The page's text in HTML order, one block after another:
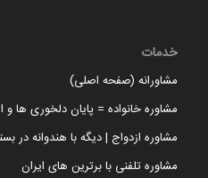
خدمات
مشاورانه (صفحه اصلی)
مشاوره خانواده = پایان دلخوری ها
مشاوره ازدواج | دیگه با هندوانه در
مشاوره تلفنی با برترین های ایران